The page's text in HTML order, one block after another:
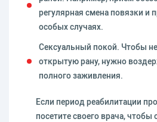
регулярная смена повязки и
особых случаях.
Сексуальный покой. Чтобы
открытую рану, нужно
полного заживления.
Если период реабилитации
посетите своего врача, чтобы